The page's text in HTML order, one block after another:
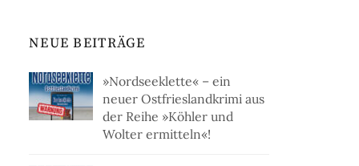
NEUE BEITRÄGE
»Nordseeklette« – ein
neuer Ostfrieslandkrimi aus
der Reihe »Köhler und
Wolter ermitteln«!